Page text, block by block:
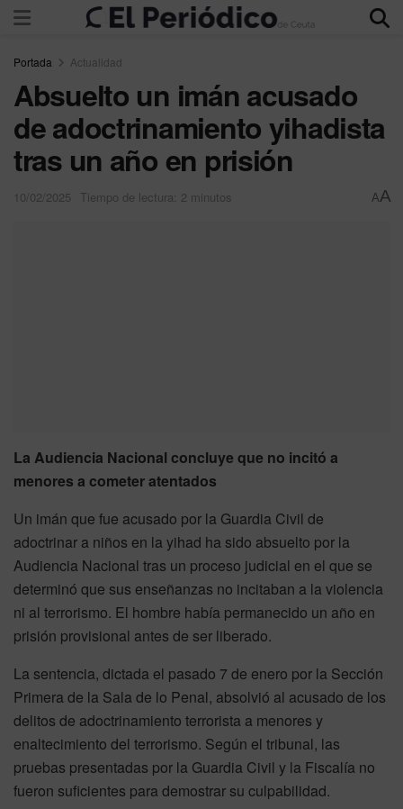
Portada Actualidad
Absuelto un imán acusado
de adoctrinamiento yihadista
tras un año en prisión
10/02/2025 Tiempo de lectura: 2 minutos AA
La Audiencia Nacional concluye que no incitó a
menores a cometer atentados
Un imán que fue acusado por la Guardia Civil de
adoctrinar a niños en la yihad ha sido absuelto por la
Audiencia Nacional tras un proceso judicial en el que se
determinó que sus enseñanzas no incitaban a la violencia
ni al terrorismo. El hombre había permanecido un año en
prisión provisional antes de ser liberado.
La sentencia, dictada el pasado 7 de enero por la Sección
Primera de la Sala de lo Penal, absolvió al acusado de los
delitos de adoctrinamiento terrorista a menores y
enaltecimiento del terrorismo. Según el tribunal, las
pruebas presentadas por la Guardia Civil y la Fiscalía no
fueron suficientes para demostrar su culpabilidad.